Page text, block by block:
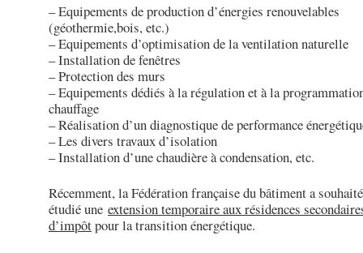
– Equipements de production d’énergies renouvelables
(géothermie,bois, etc.)
– Equipements d’optimisation de la ventilation naturelle
– Installation de fenêtres
– Protection des murs
– Equipements dédiés à la régulation et à la
chauffage
– Réalisation d’un diagnostique de performance
– Les divers travaux d’isolation
– Installation d’une chaudière à condensation, etc.
Récemment, la Fédération française du bâtiment a
étudié une extension temporaire aux résidences
d’impôtpour la transition énergétique.